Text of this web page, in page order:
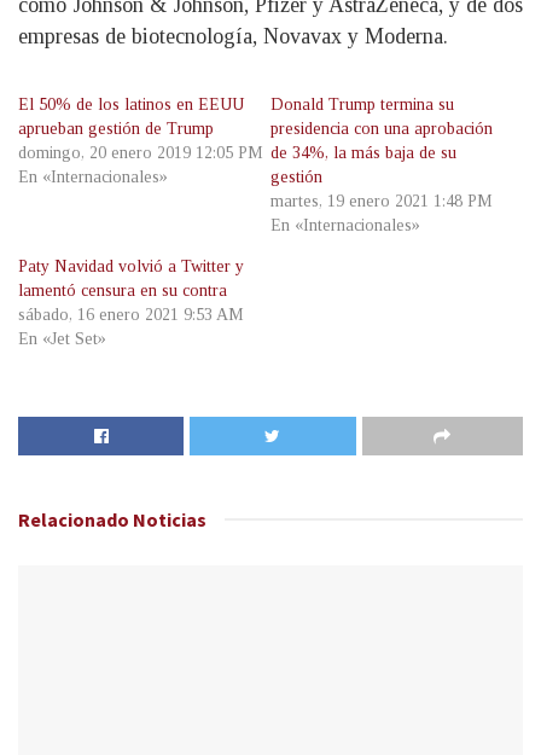
empresas de biotecnología, Novavax y Moderna.
El 50% de los latinos en EEUU
aprueban gestión de Trump
domingo, 20 enero 2019 12:05 PM
En «Internacionales»
Donald Trump termina su
presidencia con una aprobación
de 34%, la más baja de su
gestión
martes, 19 enero 2021 1:48 PM
En «Internacionales»
Paty Navidad volvió a Twitter y
lamentó censura en su contra
sábado, 16 enero 2021 9:53 AM
En «Jet Set»
Relacionado Noticias